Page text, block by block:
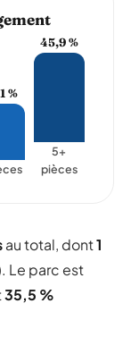
%
45,9 %
5+
pièces
au total, dont1
Le parc est
35,5 %